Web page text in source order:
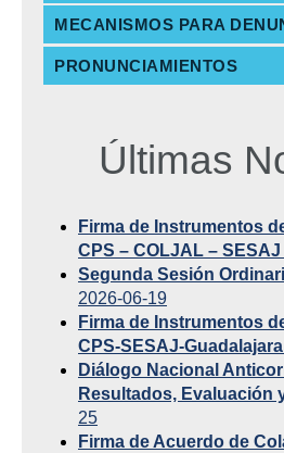
MECANISMOS PARA
PRONUNCIAMIENTOS
Últimas
Firma de Instrumentos
CPS – COLJAL – SESAJ
Segunda Sesión
2026-06-19
Firma de Instrumentos
CPS-SESAJ-Guadalajara
Diálogo Nacional
Resultados, Evaluación
25
Firma de Acuerdo de